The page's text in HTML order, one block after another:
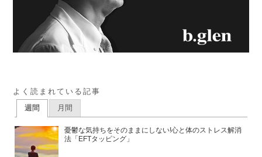
よく読まれている記事
週間 月間
憂鬱な気持ちをそのままにしない!心と体のストレス解消
法「EFTタッピング」